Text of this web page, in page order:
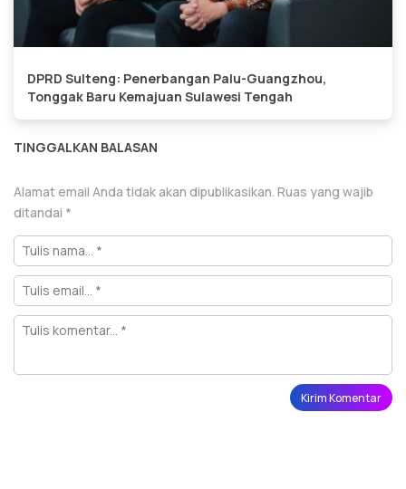
DPRD Sulteng: Penerbangan Palu-Guangzhou,
Tonggak Baru Kemajuan Sulawesi Tengah
TINGGALKAN BALASAN
Alamat email Anda tidak akan dipublikasikan. Ruas yang wajib
ditandai *